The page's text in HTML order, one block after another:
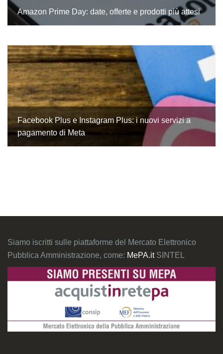
Amazon Prime Day: date, offerte e prodotti più attesi
Facebook Plus e Instagram Plus: i nuovi servizi a
pagamento di Meta
Siamo iscritti sulle piattaforme del Mercato Elettronico
Pubblica Amministrazione, come: MePA.it SINTEL